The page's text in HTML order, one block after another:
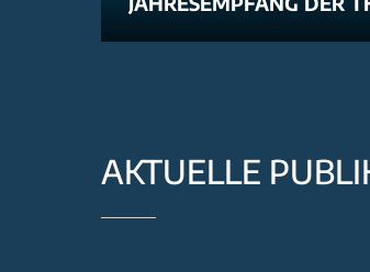
AKTUELLE